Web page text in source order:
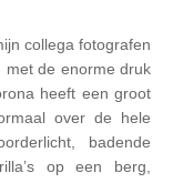
collega fotografen
met de enorme druk
heeft een groot
over de hele
badende
op een berg,